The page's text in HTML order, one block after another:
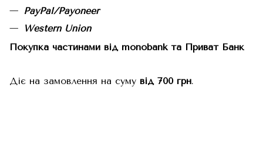
PayPal/Payoneer
Western Union
Покупка частинами від monobank та Приват Банк
Діє на замовлення на суму від 700 грн.